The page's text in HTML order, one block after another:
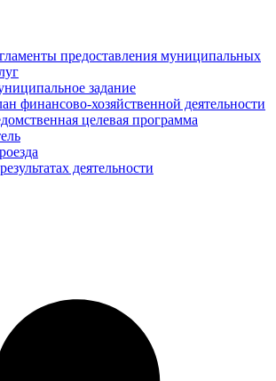
предоставления муниципальных
задание
финансово-хозяйственной деятельности
целевая программа
деятельности